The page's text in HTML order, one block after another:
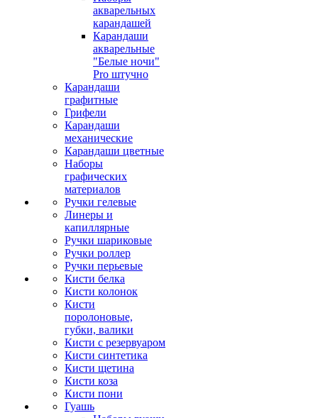
акварельных
карандашей
Карандаши
акварельные
"Белые ночи"
Pro штучно
Карандаши
графитные
Грифели
Карандаши
механические
Карандаши цветные
Наборы
графических
материалов
Ручки гелевые
Линеры и
капиллярные
Ручки шариковые
Ручки роллер
Ручки перьевые
Кисти белка
Кисти колонок
Кисти
поролоновые,
губки, валики
Кисти с резервуаром
Кисти синтетика
Кисти щетина
Кисти коза
Кисти пони
Гуашь